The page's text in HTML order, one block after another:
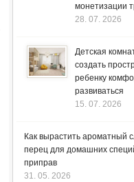
монетизации
28. 07. 2026
Детская
создать
ребенку
развиваться
15. 07. 2026
Как вырастить ароматный
перец для домашних
приправ
31. 05. 2026